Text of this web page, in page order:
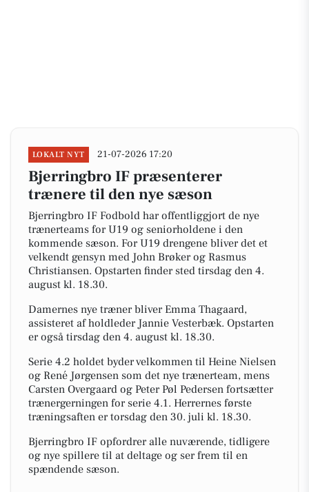
LOKALT NYT 21-07-2026 17:20
Bjerringbro IF præsenterer
trænere til den nye sæson
Bjerringbro IF Fodbold har offentliggjort de nye
trænerteams for U19 og seniorholdene i den
kommende sæson. For U19 drengene bliver det et
velkendt gensyn med John Brøker og Rasmus
Christiansen. Opstarten finder sted tirsdag den 4.
august kl. 18.30.
Damernes nye træner bliver Emma Thagaard,
assisteret af holdleder Jannie Vesterbæk. Opstarten
er også tirsdag den 4. august kl. 18.30.
Serie 4.2 holdet byder velkommen til Heine Nielsen
og René Jørgensen som det nye trænerteam, mens
Carsten Overgaard og Peter Pøl Pedersen fortsætter
trænergerningen for serie 4.1. Herrernes første
træningsaften er torsdag den 30. juli kl. 18.30.
Bjerringbro IF opfordrer alle nuværende, tidligere
og nye spillere til at deltage og ser frem til en
spændende sæson.